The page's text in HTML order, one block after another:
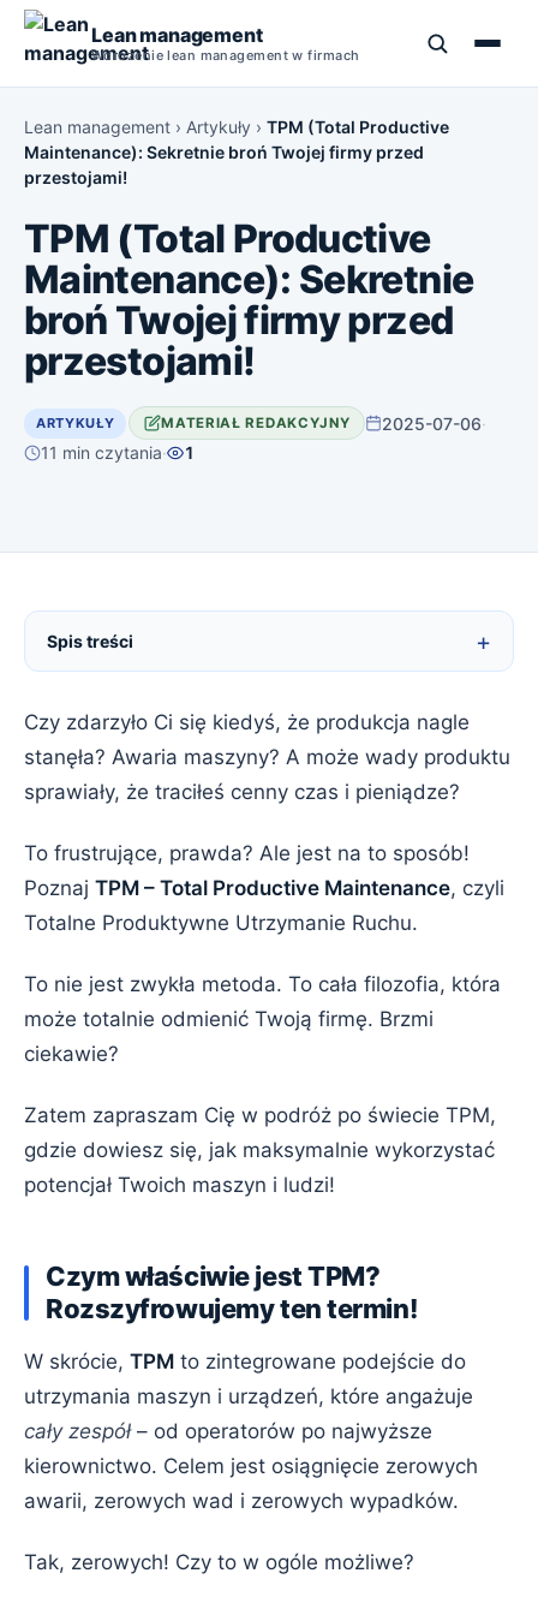
Lean management
Wdrożenie lean management w firmach
Szkolenia Lean Management
Kurs Lean Management
Lean Management Studia Podyplomowe
Książki o Lean Management
5S
TPM
PDCA
SMED
Kanban
Poka-Yoke
Hoshin Kanri
Gemba Walks
One Piece Flow
Just-In-Time (JIT)
Waste Walk
Visual Management
Narzędzia Lean Manufacturing
Szkolenie Lean Manufacturing
Lean management › Artykuły › TPM (Total Productive
Maintenance): Sekretnie broń Twojej firmy przed
przestojami!
TPM (Total Productive
Maintenance): Sekretnie
broń Twojej firmy przed
przestojami!
ARTYKUŁY MATERIAŁ REDAKCYJNY 2025-07-06·
11 min czytania· 1
Spis treści
Czy zdarzyło Ci się kiedyś, że produkcja nagle
stanęła? Awaria maszyny? A może wady produktu
sprawiały, że traciłeś cenny czas i pieniądze?
To frustrujące, prawda? Ale jest na to sposób!
Poznaj TPM – Total Productive Maintenance, czyli
Totalne Produktywne Utrzymanie Ruchu.
To nie jest zwykła metoda. To cała filozofia, która
może totalnie odmienić Twoją firmę. Brzmi
ciekawie?
Zatem zapraszam Cię w podróż po świecie TPM,
gdzie dowiesz się, jak maksymalnie wykorzystać
potencjał Twoich maszyn i ludzi!
Czym właściwie jest TPM?
Rozszyfrowujemy ten termin!
W skrócie, TPM to zintegrowane podejście do
utrzymania maszyn i urządzeń, które angażuje
cały zespół– od operatorów po najwyższe
kierownictwo. Celem jest osiągnięcie zerowych
awarii, zerowych wad i zerowych wypadków.
Tak, zerowych! Czy to w ogóle możliwe?